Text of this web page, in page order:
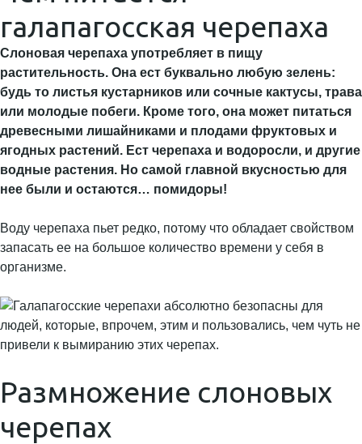
галапагосская черепаха
Слоновая черепаха употребляет в пищу
растительность. Она ест буквально любую зелень:
будь то листья кустарников или сочные кактусы, трава
или молодые побеги. Кроме того, она может питаться
древесными лишайниками и плодами фруктовых и
ягодных растений. Ест черепаха и водоросли, и другие
водные растения. Но самой главной вкусностью для
нее были и остаются… помидоры!
Воду черепаха пьет редко, потому что обладает свойством
запасать ее на большое количество времени у себя в
организме.
Размножение слоновых
черепах